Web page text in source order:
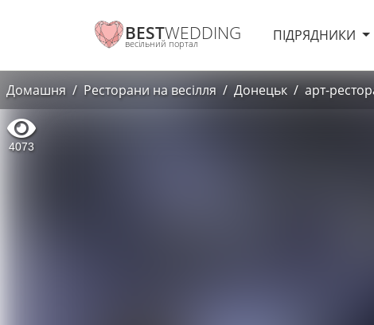
BESTWEDDING
весільний портал ПІДРЯДНИКИ
Домашня Ресторани на весілля Донецьк арт-
4073